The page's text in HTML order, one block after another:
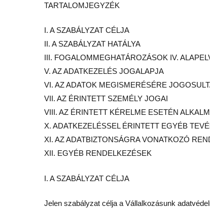
TARTALOMJEGYZÉK
I. A SZABÁLYZAT CÉLJA
II. A SZABÁLYZAT HATÁLYA
III. FOGALOMMEGHATÁROZÁSOK IV.
V. AZ ADATKEZELÉS JOGALAPJA
VI. AZ ADATOK MEGISMERÉSÉRE
VII. AZ ÉRINTETT SZEMÉLY JOGAI
VIII. AZ ÉRINTETT KÉRELME ESETÉN
X. ADATKEZELÉSSEL ÉRINTETT EGYÉB
XI. AZ ADATBIZTONSÁGRA VONATKOZÓ
XII. EGYÉB RENDELKEZÉSEK
I. A SZABÁLYZAT CÉLJA
Jelen szabályzat célja a Vállalkozásunk